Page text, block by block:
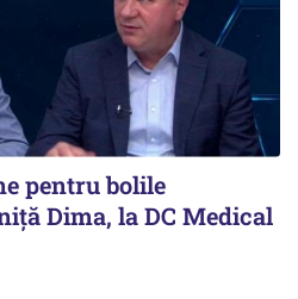
pentru bolile
Dima, la DC Medical